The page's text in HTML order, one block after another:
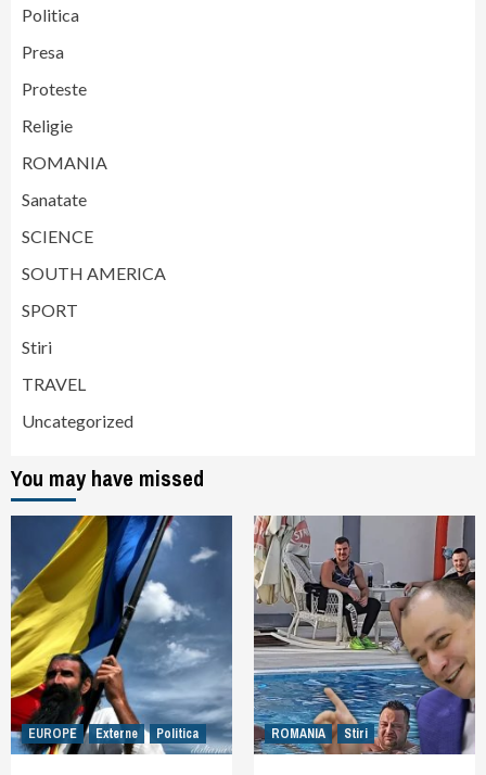
Politica
Presa
Proteste
Religie
ROMANIA
Sanatate
SCIENCE
SOUTH AMERICA
SPORT
Stiri
TRAVEL
Uncategorized
You may have missed
EUROPE Externe Politica ROMANIA Stiri